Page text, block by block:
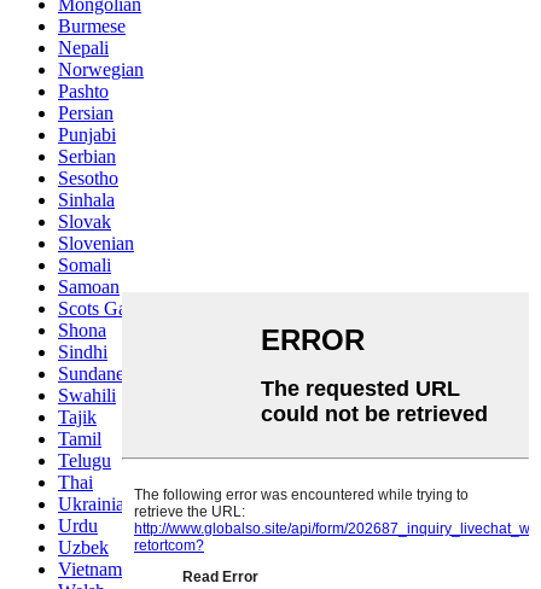
Mongolian
Burmese
Nepali
Norwegian
Pashto
Persian
Punjabi
Serbian
Sesotho
Sinhala
Slovak
Slovenian
Somali
Samoan
Scots Gaelic
Shona
Sindhi
Sundanese
Swahili
Tajik
Tamil
Telugu
Thai
Ukrainian
Urdu
Uzbek
Vietnamese